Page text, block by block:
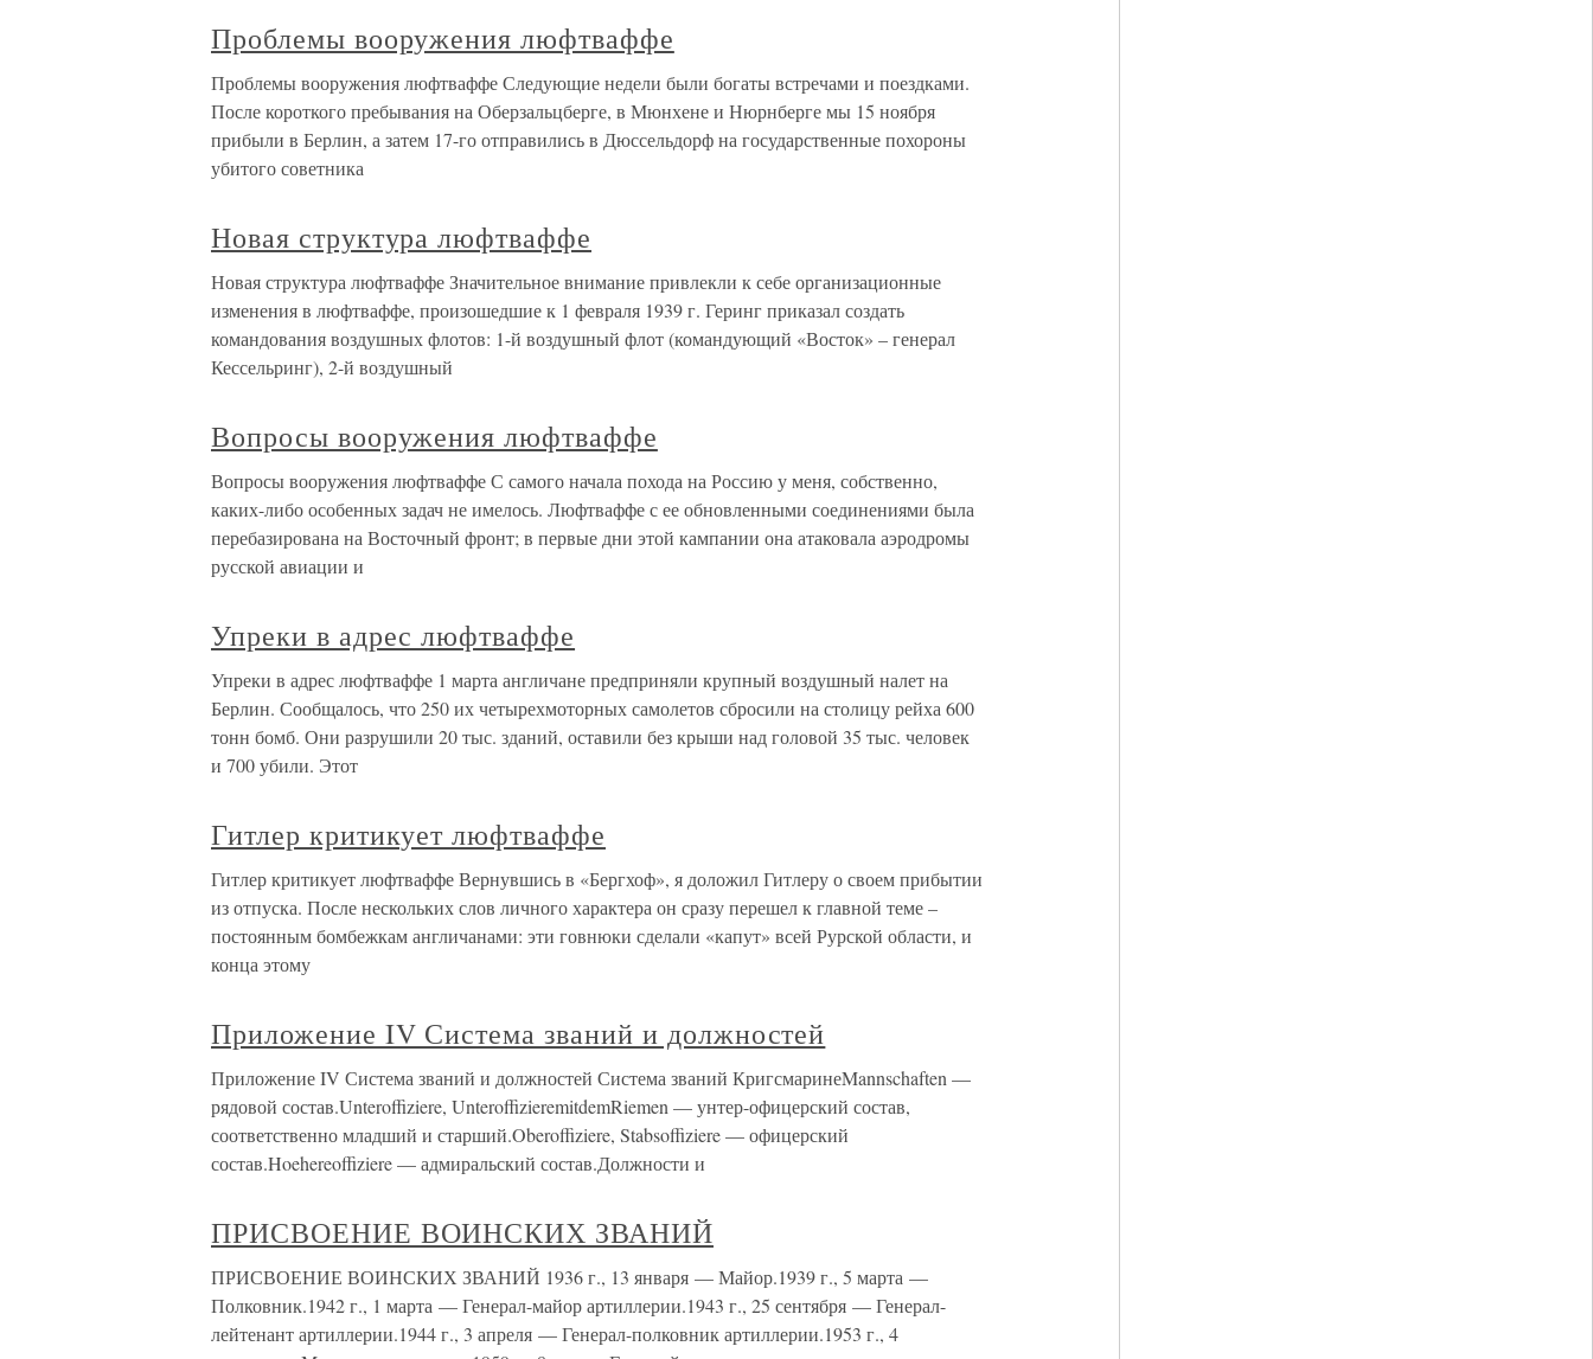
Проблемы вооружения люфтваффе
Проблемы вооружения люфтваффе Следующие недели были богаты встречами и поездками.
После короткого пребывания на Оберзальцберге, в Мюнхене и Нюрнберге мы 15 ноября
прибыли в Берлин, а затем 17-го отправились в Дюссельдорф на государственные похороны
убитого советника
Новая структура люфтваффе
Новая структура люфтваффе Значительное внимание привлекли к себе организационные
изменения в люфтваффе, произошедшие к 1 февраля 1939 г. Геринг приказал создать
командования воздушных флотов: 1-й воздушный флот (командующий «Восток» – генерал
Кессельринг), 2-й воздушный
Вопросы вооружения люфтваффе
Вопросы вооружения люфтваффе С самого начала похода на Россию у меня, собственно,
каких-либо особенных задач не имелось. Люфтваффе с ее обновленными соединениями была
перебазирована на Восточный фронт; в первые дни этой кампании она атаковала аэродромы
русской авиации и
Упреки в адрес люфтваффе
Упреки в адрес люфтваффе 1 марта англичане предприняли крупный воздушный налет на
Берлин. Сообщалось, что 250 их четырехмоторных самолетов сбросили на столицу рейха 600
тонн бомб. Они разрушили 20 тыс. зданий, оставили без крыши над головой 35 тыс. человек
и 700 убили. Этот
Гитлер критикует люфтваффе
Гитлер критикует люфтваффе Вернувшись в «Бергхоф», я доложил Гитлеру о своем прибытии
из отпуска. После нескольких слов личного характера он сразу перешел к главной теме –
постоянным бомбежкам англичанами: эти говнюки сделали «капут» всей Рурской области, и
конца этому
Приложение IV Система званий и должностей
Приложение IV Система званий и должностей Система званий КригсмаринеMannschaften —
рядовой состав.Unteroffiziere, UnteroffizieremitdemRiemen — унтер-офицерский состав,
соответственно младший и старший.Oberoffiziere, Stabsoffiziere — офицерский
состав.Hoehereoffiziere — адмиральский состав.Должности и
ПРИСВОЕНИЕ ВОИНСКИХ ЗВАНИЙ
ПРИСВОЕНИЕ ВОИНСКИХ ЗВАНИЙ 1936 г., 13 января — Майор.1939 г., 5 марта —
Полковник.1942 г., 1 марта — Генерал-майор артиллерии.1943 г., 25 сентября — Генерал-
лейтенант артиллерии.1944 г., 3 апреля — Генерал-полковник артиллерии.1953 г., 4